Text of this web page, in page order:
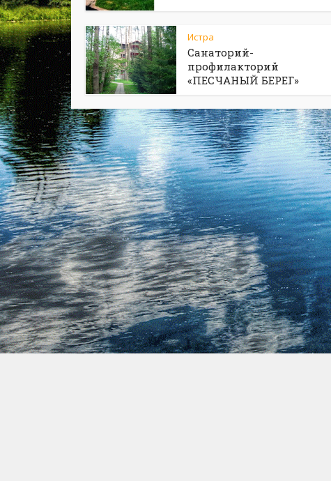
Истра
Санаторий-
профилакторий
«ПЕСЧАНЫЙ БЕРЕГ»